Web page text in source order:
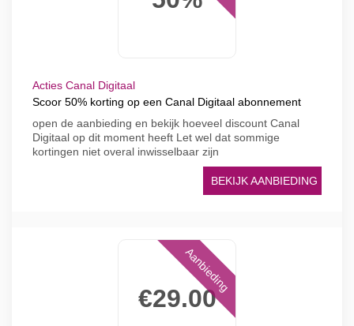
Acties Canal Digitaal
Scoor 50% korting op een Canal Digitaal abonnement
open de aanbieding en bekijk hoeveel discount Canal
Digitaal op dit moment heeft Let wel dat sommige
kortingen niet overal inwisselbaar zijn
BEKIJK AANBIEDING
€29.00
Aanbieding